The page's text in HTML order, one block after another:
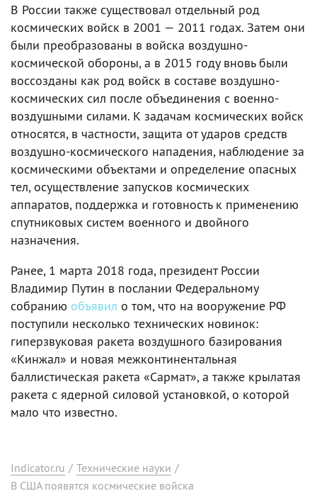
В России также существовал отдельный род
космических войск в 2001 — 2011 годах. Затем они
были преобразованы в войска воздушно-
космической обороны, а в 2015 году вновь были
воссозданы как род войск в составе воздушно-
космических сил после объединения с военно-
воздушными силами. К задачам космических войск
относятся, в частности, защита от ударов средств
воздушно-космического нападения, наблюдение за
космическими объектами и определение опасных
тел, осуществление запусков космических
аппаратов, поддержка и готовность к применению
спутниковых систем военного и двойного
назначения.
Ранее, 1 марта 2018 года, президент России
Владимир Путин в послании Федеральному
собранию объявил о том, что на вооружение РФ
поступили несколько технических новинок:
гиперзвуковая ракета воздушного базирования
«Кинжал» и новая межконтинентальная
баллистическая ракета «Сармат», а также крылатая
ракета с ядерной силовой установкой, о которой
мало что известно.
Indicator.ru / Технические науки /
В США появятся космические войска